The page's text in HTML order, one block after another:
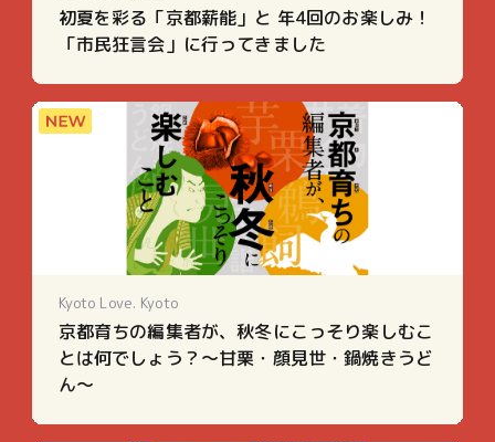
初夏を彩る「京都薪能」と 年4回のお楽しみ！
「市民狂言会」に行ってきました
Kyoto Love. Kyoto
京都育ちの編集者が、秋冬にこっそり楽しむこ
とは何でしょう？～甘栗・顔見世・鍋焼きうど
ん～